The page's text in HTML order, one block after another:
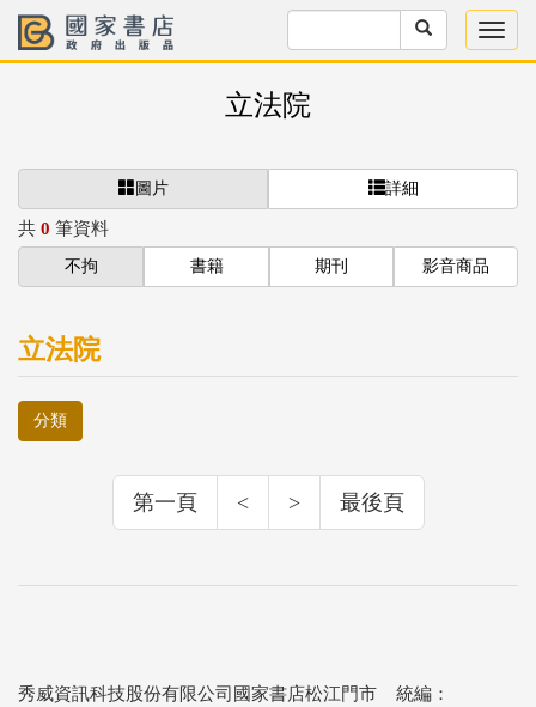
立法院
圖片 詳細
共 0 筆資料
不拘 書籍 期刊 影音商品
立法院
分類
第一頁 < > 最後頁
秀威資訊科技股份有限公司國家書店松江門市 統編：